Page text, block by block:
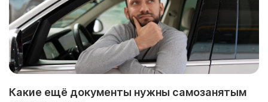
Какие ещё документы нужны самозанятым